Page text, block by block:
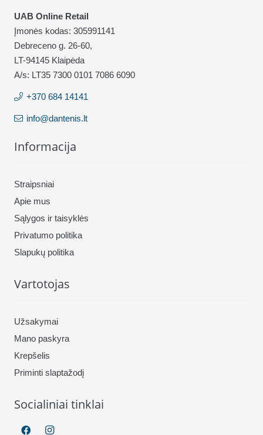
UAB Online Retail
Įmonės kodas: 305991141
Debreceno g. 26-60,
LT-94145 Klaipėda
A/s: LT35 7300 0101 7086 6090
+370 684 14141
info@dantenis.lt
Informacija
Straipsniai
Apie mus
Sąlygos ir taisyklės
Privatumo politika
Slapukų politika
Vartotojas
Užsakymai
Mano paskyra
Krepšelis
Priminti slaptažodį
Socialiniai tinklai